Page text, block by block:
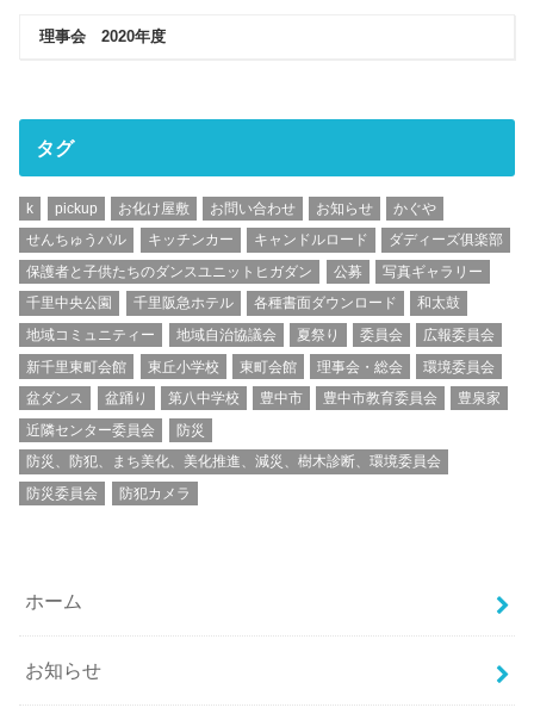
理事会 2020年度
タグ
k pickup お化け屋敷 お問い合わせ お知らせ
かぐや
せんちゅうパル
キッチンカー キャンドルロード
ダディーズ俱楽部
保護者と子供たちのダンスユニットヒガダン
公募
写真ギャラリー
千里中央公園
千里阪急ホテル 各種書面ダウンロード
和太鼓
地域コミュニティー
地域自治協議会 夏祭り 委員会
広報委員会
新千里東町会館
東丘小学校 東町会館 理事会・総会
環境委員会
盆ダンス
盆踊り 第八中学校 豊中市 豊中市教育委員会
豊泉家
近隣センター委員会
防災
防災、防犯、まち美化、美化推進、減災、樹木診断、環境委員会
防災委員会
防犯カメラ
ホーム
お知らせ